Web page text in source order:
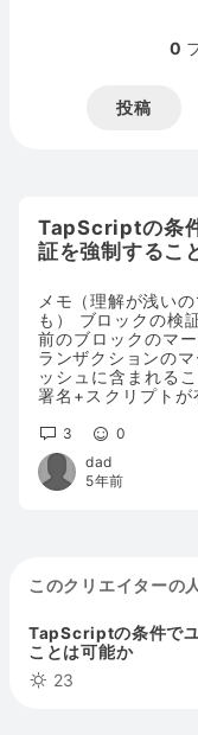
0
投稿
TapScriptの条
証を強制するこ
メモ（理解が浅い
も） ブロックの検
前のブロックのマ
ランザクションの
ッシュに含まれる
署名+スクリプト
「固定された特定
ックチェーンが正
クリプトを書くこ
サイズだが、
TapScriptにこ
matsuura-final.pdf
Txのアウトプット
むような形になる
ロック検証を行っ
3
0
dad
5年前
このクリエイターの
TapScriptの条件で
ことは可能か
23